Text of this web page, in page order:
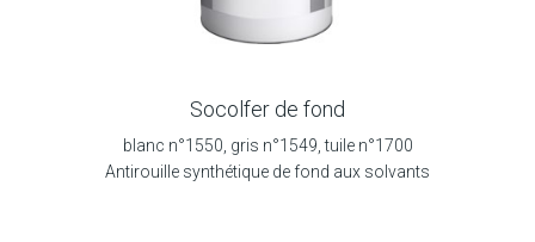
Socolfer de fond
blanc n°1550, gris n°1549, tuile n°1700
Antirouille synthétique de fond aux solvants